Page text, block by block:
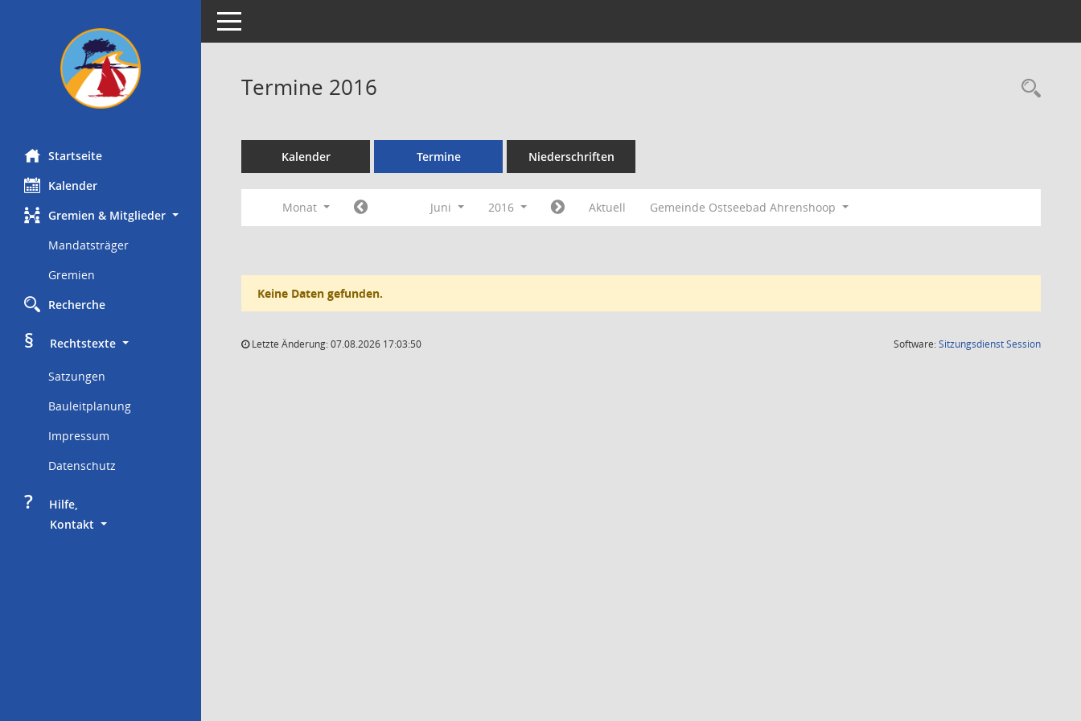
Startseite
Kalender
Gremien & Mitglieder
Mandatsträger
Gremien
Recherche
§
     Rechtstexte
Satzungen
Bauleitplanung
Impressum
Datenschutz
?
     Hilfe,
Kontakt
Toggle navigation
Termine 2016
Kalender Termine Niederschriften
Monat Juni 2016 Aktuell Gemeinde Ostseebad Ahrenshoop
Keine Daten gefunden.
Letzte Änderung: 07.08.2026 17:03:50 Software:SitzungsdienstSession(Wird in